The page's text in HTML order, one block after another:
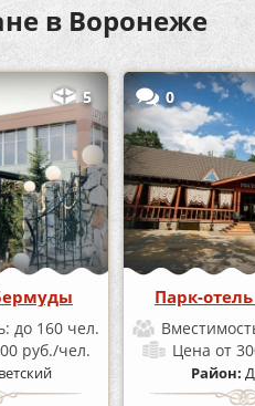
в Воронеже
5
до 160 чел.
руб./чел.
0
Парк-
Ценаот
Район: